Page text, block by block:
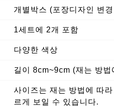
개별박스 (포장디자인 변
1세트에 2개 포함
다양한 색상
길이 8cm~9cm (재는 방
사이즈는 재는 방법에 따
르게 보일 수 있습니다.